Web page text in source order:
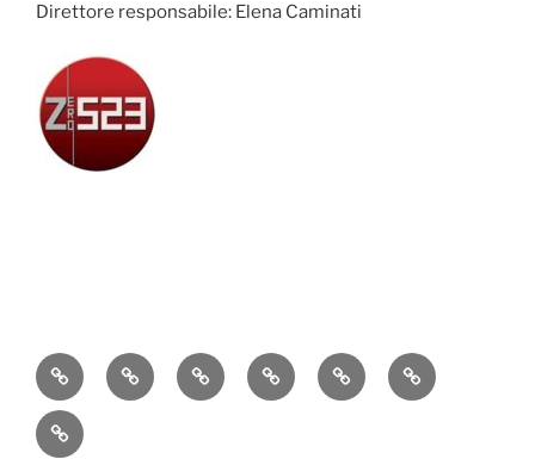
Direttore responsabile: Elena Caminati
AttualitàCronacaPolitica EconomiaCultura Sport
Contatti